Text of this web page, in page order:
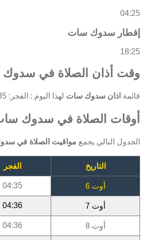
04:25
إفطار سدوك سات
18:25
وقت أذان الصلاة في سدوك
قائمة اذان سدوك سات لهذا اليوم : الفجر: 04:35 ، الظهر: 12:08 ، العصر: 15:22 ، المغرب: 18:25 ، العشاء: 19:35.
أوقات الصلاة في سدوك سات
الجدول التالي يجمع مواقيت الصلاة في
التاريخ الفجر
أوت 6 04:35
أوت 7 04:36
أوت 8 04:36